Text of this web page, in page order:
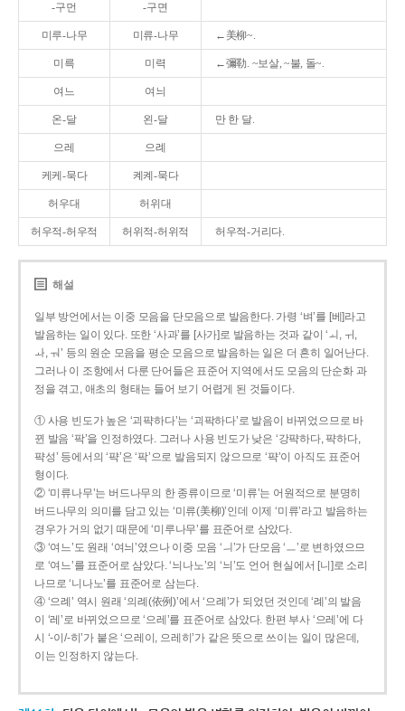
-구먼 -구면
미루-나무 미류-나무 ←美柳~.
미륵 미력 ←彌勒. ~보살, ~불, 돌~.
여느 여늬
온-달 왼-달 만 한 달.
으레 으례
케케-묵다 켸켸-묵다
허우대 허위대
허우적-허우적 허위적-허위적 허우적-거리다.
해설
일부 방언에서는 이중 모음을 단모음으로 발음한다. 가령 ‘벼’를 [베]라고
발음하는 일이 있다. 또한 ‘사과’를 [사가]로 발음하는 것과 같이 ‘ㅚ, ㅟ,
ㅘ, ㅝ’ 등의 원순 모음을 평순 모음으로 발음하는 일은 더 흔히 일어난다.
그러나 이 조항에서 다룬 단어들은 표준어 지역에서도 모음의 단순화 과
정을 겪고, 애초의 형태는 들어 보기 어렵게 된 것들이다.
① 사용 빈도가 높은 ‘괴퍅하다’는 ‘괴팍하다’로 발음이 바뀌었으므로 바
뀐 발음 ‘팍’을 인정하였다. 그러나 사용 빈도가 낮은 ‘강퍅하다, 퍅하다,
퍅성’ 등에서의 ‘퍅’은 ‘팍’으로 발음되지 않으므로 ‘퍅’이 아직도 표준어
형이다.
② ‘미류나무’는 버드나무의 한 종류이므로 ‘미류’는 어원적으로 분명히
버드나무의 의미를 담고 있는 ‘미류(美柳)’인데 이제 ‘미류’라고 발음하는
경우가 거의 없기 때문에 ‘미루나무’를 표준어로 삼았다.
③ ‘여느’도 원래 ‘여늬’였으나 이중 모음 ‘ㅢ’가 단모음 ‘ㅡ’로 변하였으므
로 ‘여느’를 표준어로 삼았다. ‘늬나노’의 ‘늬’도 언어 현실에서 [니]로 소리
나므로 ‘니나노’를 표준어로 삼는다.
④ ‘으례’ 역시 원래 ‘의례(依例)’에서 ‘으례’가 되었던 것인데 ‘례’의 발음
이 ‘레’로 바뀌었으므로 ‘으레’를 표준어로 삼았다. 한편 부사 ‘으레’에 다
시 ‘-이/-히’가 붙은 ‘으레이, 으레히’가 같은 뜻으로 쓰이는 일이 많은데,
이는 인정하지 않는다.